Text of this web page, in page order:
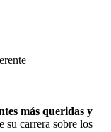
más queridas y
su carrera sobre los